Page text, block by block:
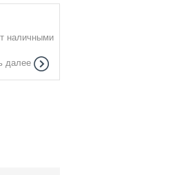
наличными
далее